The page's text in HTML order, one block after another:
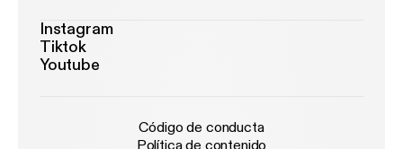
Instagram
Tiktok
Youtube
Código de conducta
Política de contenido